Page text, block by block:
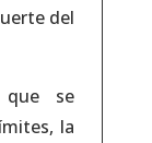
del
se
la